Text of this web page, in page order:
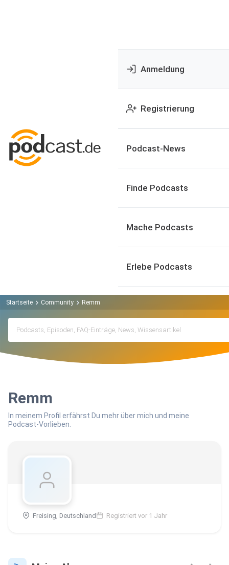
Anmeldung
Registrierung
Podcast-News
Finde Podcasts
Mache Podcasts
Erlebe Podcasts
Startseite Community Remm
Remm
In meinem Profil erfährst Du mehr über mich und meine
Podcast-Vorlieben.
Freising, Deutschland Registriert vor 1 Jahr